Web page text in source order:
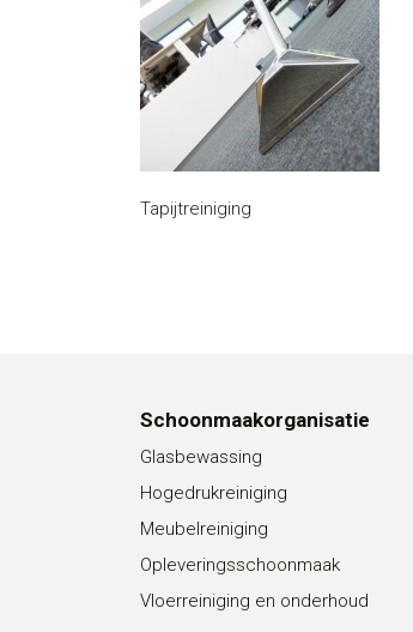
Tapijtreiniging
Schoonmaakorganisatie
Glasbewassing
Hogedrukreiniging
Meubelreiniging
Opleveringsschoonmaak
Vloerreiniging en onderhoud